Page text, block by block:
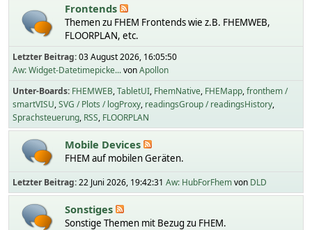
Frontends
Themen zu FHEM Frontends wie z.B. FHEMWEB,
FLOORPLAN, etc.
Letzter Beitrag:03 August 2026, 16:05:50
Aw: Widget-Datetimepicke...vonApollon
Unter-Boards FHEMWEB TabletUI FhemNative FHEMapp fronthem /
smartVISU SVG / Plots / logProxy readingsGroup / readingsHistory
Sprachsteuerung RSS FLOORPLAN
Mobile Devices
FHEM auf mobilen Geräten.
Letzter Beitrag:22 Juni 2026, 19:42:31 Aw: HubForFhemvon DLD
Sonstiges
Sonstige Themen mit Bezug zu FHEM.